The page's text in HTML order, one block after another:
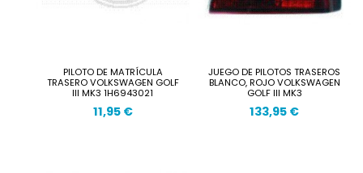
PILOTO DE MATRÍCULA
TRASERO VOLKSWAGEN GOLF
III MK3 1H6943021
11,95 €
JUEGO DE PILOTOS TRASEROS
BLANCO, ROJO VOLKSWAGEN
GOLF III MK3
133,95 €